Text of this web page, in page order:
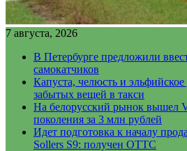
7 августа, 2026
В Петербурге предложили
самокатчиков
Капуста, челюсть и
забытых вещей в такси
На белорусский рынок вышел
поколения за 3 млн рублей
Идет подготовка к началу
Sollers S9: получен ОТТС